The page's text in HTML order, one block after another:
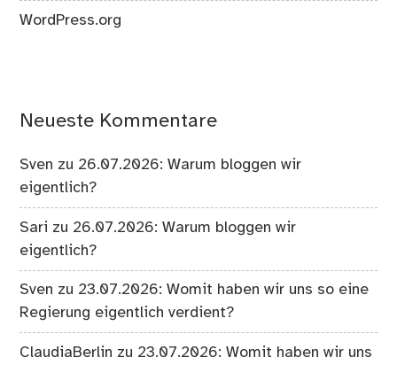
WordPress.org
Neueste Kommentare
Sven zu 26.07.2026: Warum bloggen wir
eigentlich?
Sari zu 26.07.2026: Warum bloggen wir
eigentlich?
Sven zu 23.07.2026: Womit haben wir uns so eine
Regierung eigentlich verdient?
ClaudiaBerlin zu 23.07.2026: Womit haben wir uns